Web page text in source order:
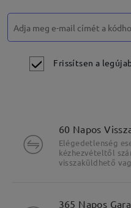
Frissítsen a
60 Napos
Elégedetlenség
kézhezvételtől
visszaküldhető
365 Napos